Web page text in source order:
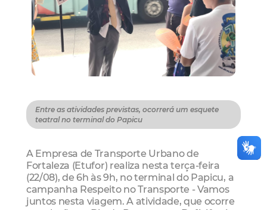
Entre as atividades previstas, ocorrerá um esquete
teatral no terminal do Papicu
A Empresa de Transporte Urbano de
Fortaleza (Etufor) realiza nesta terça-feira
(22/08), de 6h às 9h, no terminal do Papicu, a
campanha Respeito no Transporte - Vamos
juntos nesta viagem. A atividade, que ocorre